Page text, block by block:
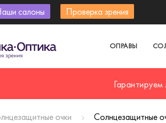
салоны Проверка зрения
ОПРАВЫ
очки Солнцезащитные